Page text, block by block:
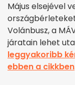
Május elsejével
Volánbusz, a
járatain lehet
leggyakoribb
ebben a cikkben